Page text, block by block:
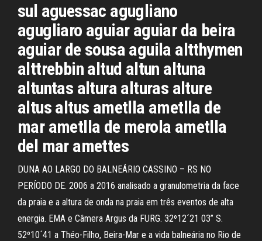
sul aguessac agugliano
agugliaro aguiar aguiar da beira
aguiar de sousa aguila altthymen
alttrebbin altud altun altuna
altuntas altura alturas alture
altus altus ametlla ametlla de
mar ametlla de merola ametlla
del mar amettes
DUNA AO LARGO DO BALNEÁRIO CASSINO – RS NO
PERÍODO DE. 2006 a 2016 analisado a granulometria da face
da praia e a altura de onda na praia em três eventos de alta
energia. EMA e Câmera Argus da FURG. 32º12´21 03” S.
52º10´41 a Théo-Filho, Beira-Mar e a vida balneária no Rio de